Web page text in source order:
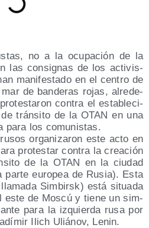
no a la ocu­pa­ción de la
las con­sig­nas de los acti­vis­
mani­fes­ta­do en el cen­tro de
de ban­de­ras rojas, alre­de­
con­tra el esta­ble­ci­
trán­si­to de la OTAN en una
para los comu­nis­tas.
orga­ni­za­ron este acto en
pro­tes­tar con­tra la crea­ción
de la OTAN en la ciu­dad
par­te euro­pea de Rusia). Esta
Sim­birsk) está situa­da
este de Mos­cú y tie­ne un sim­
para la izquier­da rusa por
Ilich Uliá­nov, Lenin.